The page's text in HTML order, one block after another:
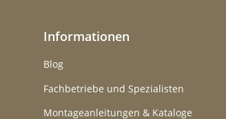
Informationen
Blog
Fachbetriebe und Spezialisten
Montageanleitungen & Kataloge